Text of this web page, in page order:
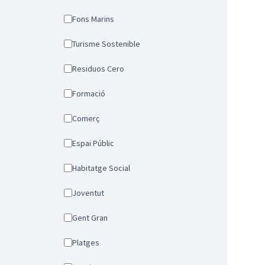
Fons Marins
Turisme Sostenible
Residuos Cero
Formació
Comerç
Espai Públic
Habitatge Social
Joventut
Gent Gran
Platges